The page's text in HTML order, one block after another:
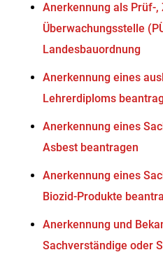
Anerkennung als Prüf-
Überwachungsstelle
Landesbauordnung
Anerkennung eines
Lehrerdiploms
Anerkennung eines
Asbest beantragen
Anerkennung eines
Biozid-Produkte
Anerkennung und
Sachverständige oder